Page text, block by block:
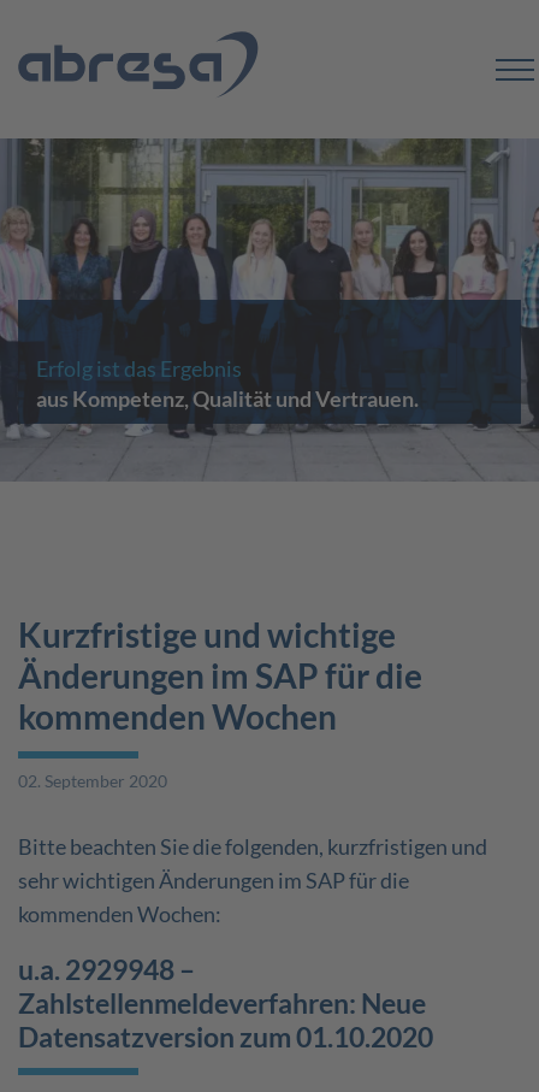
Erfolg ist das Ergebnis
aus Kompetenz, Qualität und Vertrauen.
Kurzfristige und wichtige
Änderungen im SAP für die
kommenden Wochen
02. September 2020
Bitte beachten Sie die folgenden, kurzfristigen und
sehr wichtigen Änderungen im SAP für die
kommenden Wochen:
u.a. 2929948 –
Zahlstellenmeldeverfahren: Neue
Datensatzversion zum 01.10.2020